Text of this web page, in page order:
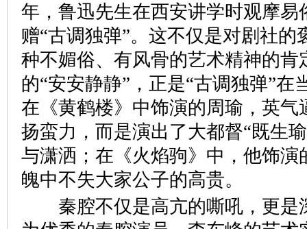
年，鲁迅先生在西安讲学时观摩易
赠“古调独弹”。这不仅是对剧社的
种不媚俗、有风骨的艺术精神的肯
的“安安静静”，正是“古调独弹”在
在《黄鹤楼》中饰演的周瑜，英气
扬蛮力，而是演出了大都督“既生
与潇洒；在《火焰驹》中，他饰演
魄中不失大家公子的高贵。
秦腔不仅是高亢的嘶吼，更是